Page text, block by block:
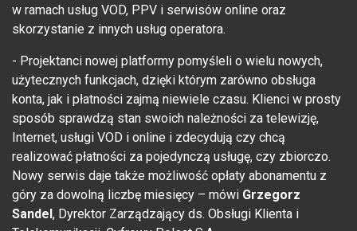
w ramach usług VOD, PPV i serwisów online oraz
skorzystanie z innych usług operatora.
- Projektanci nowej platformy pomyśleli o wielu nowych,
użytecznych funkcjach, dzięki którym zarówno obsługa
konta, jak i płatności zajmą niewiele czasu. Klienci w prosty
sposób sprawdzą stan swoich należności za telewizję,
Internet, usługi VOD i online i zdecydują czy chcą
realizować płatności za pojedynczą usługę, czy zbiorczo.
Nowy serwis daje także możliwość opłaty abonamentu z
góry za dowolną liczbę miesięcy – mówi Grzegorz
Sandel , Dyrektor Zarządzający ds. Obsługi Klienta i